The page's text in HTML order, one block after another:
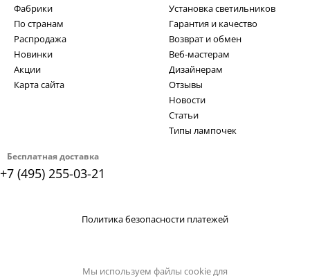
Бесплатная доставка
+7 (495) 255-03-21
Фабрики
По странам
Распродажа
Новинки
Акции
Карта сайта
Установка светильников
Гарантия и качество
Возврат и обмен
Веб-мастерам
Дизайнерам
Отзывы
Новости
Статьи
Типы лампочек
Политика безопасности платежей
Мы используем файлы cookie для